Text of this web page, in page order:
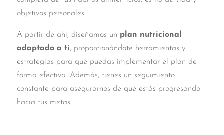
objetivos personales.
A partir de ahí, diseñamos un plan nutricional
adaptado a ti, proporcionándote herramientas y
estrategias para que puedas implementar el plan de
forma efectiva. Además, tienes un seguimiento
constante para asegurarnos de que estás progresando
hacia tus metas.